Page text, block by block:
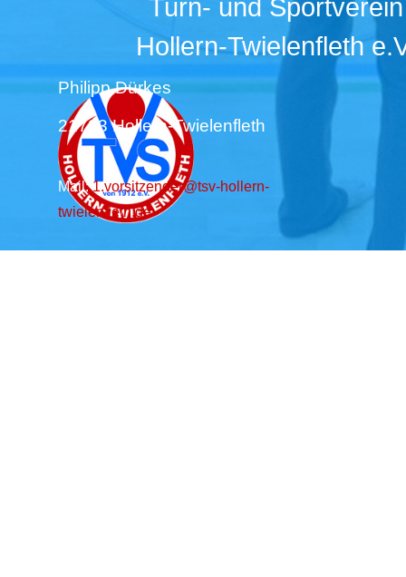
Turn- und Sportverein
Hollern-Twielenfleth
Philipp Dürkes
21723 Hollern-Twielenfleth
Mail: 1.vorsitzender@tsv-hollern-
twielenfleth.de